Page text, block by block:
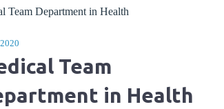
Team
in Health